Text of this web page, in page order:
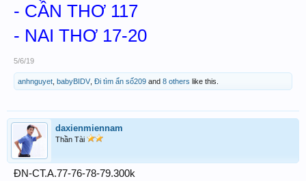
- CẦN THƠ 117
- NAI THƠ 17-20
5/6/19
anhnguyet babyBIDV Đi tìm ẩn số209 and 8 others like this.
daxienmiennam
Thần Tài
ĐN-CT.A.77-76-78-79.300k